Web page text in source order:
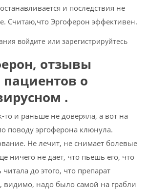
и последствия не
Считаю,что Эргоферон эффективен.
войдите или зарегистрируйтесь
отзывы
о
.
то и раньше не доверяла, а вот на
поводу эргоферона клюнула.
Не лечит, не снимает болевые
ничего не дает, что пьешь его, что
до этого, что препарат
видимо, надо было самой на грабли